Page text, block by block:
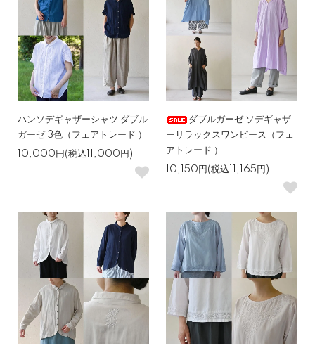
ハンソデギャザーシャツ ダブル
ガーゼ 3色（フェアトレード ）
10,000円(税込11,000円)
ダブルガーゼ ソデギャザ
ーリラックスワンピース（フェ
アトレード ）
10,150円(税込11,165円)